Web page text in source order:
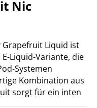
Nic
Grapefruit Liquid ist
Liquid-Variante, die
Systemen
Kombination aus
sorgt für ein inten